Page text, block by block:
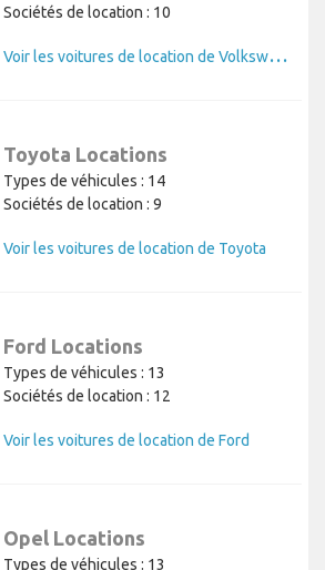
Sociétés de location : 10
V
oir les voitures de location de Volkswagen
Toyota Locations
Types de véhicules : 14
Sociétés de location : 9
Voir les voitures de location de Toyota
Ford Locations
Types de véhicules : 13
Sociétés de location : 12
Voir les voitures de location de Ford
Opel Locations
Types de véhicules : 13